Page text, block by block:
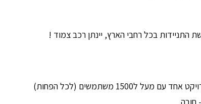
התניידות בכל רחבי הארץ, יינתן רכב צמוד !
ל1500 משתמשים (לכל הפחות)